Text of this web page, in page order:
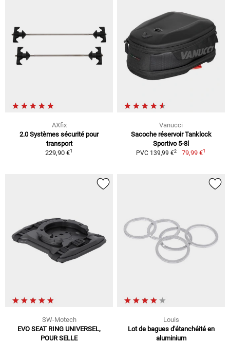
AXfix
2.0 Systèmes sécurité pour
transport
229,90 €1
Vanucci
Sacoche réservoir Tanklock
Sportivo 5-8l
PVC 139,99 €2 79,99 €1
SW-Motech
EVO SEAT RING UNIVERSEL,
POUR SELLE
Louis
Lot de bagues d'étanchéité en
aluminium